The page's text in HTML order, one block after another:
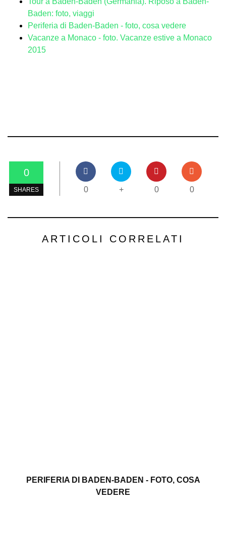
Baden: foto, viaggi
Periferia di Baden-Baden - foto, cosa vedere
Vacanze a Monaco - foto. Vacanze estive a Monaco
2015
0
SHARES 0 + 0 0
ARTICOLI CORRELATI
PERIFERIA DI BADEN-BADEN - FOTO, COSA
VEDERE